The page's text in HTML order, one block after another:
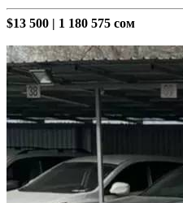
$13 500 | 1 180 575 сом